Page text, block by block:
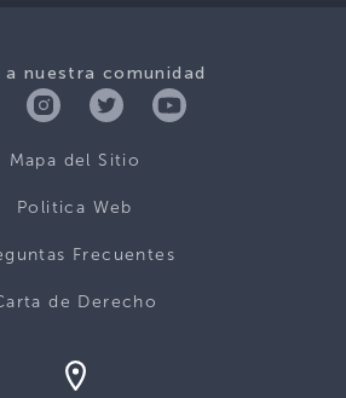
a nuestra comunidad
Mapa del Sitio
Politica Web
Frecuentes
de Derecho